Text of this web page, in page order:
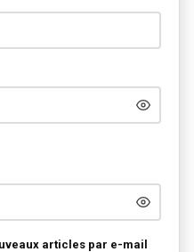
articles par e-mail